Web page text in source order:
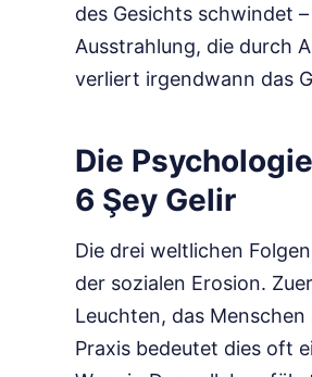
des Gesichts schwindet
Ausstrahlung, die durch
verliert irgendwann das
Die
6 Şey Gelir
Die drei weltlichen
der sozialen Erosion.
Leuchten, das
Praxis bedeutet dies oft